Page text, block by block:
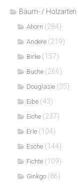
Bäum- / Holzarten
Ahorn (284)
Andere (219)
Birke (157)
Buche (266)
Douglasie (35)
Eibe (43)
Eiche (237)
Erle (104)
Esche (144)
Fichte (109)
Ginkgo (86)